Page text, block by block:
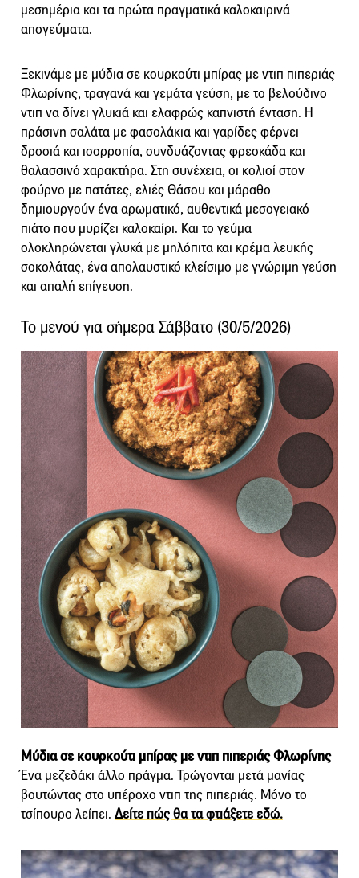
μεσημέρια και τα πρώτα πραγματικά καλοκαιρινά
απογεύματα.
Ξεκινάμε με μύδια σε κουρκούτι μπίρας με ντιπ πιπεριάς
Φλωρίνης, τραγανά και γεμάτα γεύση, με το βελούδινο
ντιπ να δίνει γλυκιά και ελαφρώς καπνιστή ένταση. Η
πράσινη σαλάτα με φασολάκια και γαρίδες φέρνει
δροσιά και ισορροπία, συνδυάζοντας φρεσκάδα και
θαλασσινό χαρακτήρα. Στη συνέχεια, οι κολιοί στον
φούρνο με πατάτες, ελιές Θάσου και μάραθο
δημιουργούν ένα αρωματικό, αυθεντικά μεσογειακό
πιάτο που μυρίζει καλοκαίρι. Και το γεύμα
ολοκληρώνεται γλυκά με μηλόπιτα και κρέμα λευκής
σοκολάτας, ένα απολαυστικό κλείσιμο με γνώριμη γεύση
και απαλή επίγευση.
Το μενού για σήμερα Σάββατο (30/5/2026)
Μύδια σε κουρκούτι μπίρας με ντιπ πιπεριάς Φλωρίνης
Ένα μεζεδάκι άλλο πράγμα. Τρώγονται μετά μανίας
βουτώντας στο υπέροχο ντιπ της πιπεριάς. Μόνο το
τσίπουρο λείπει. Δείτε πώς θα τα φτιάξετε εδώ.